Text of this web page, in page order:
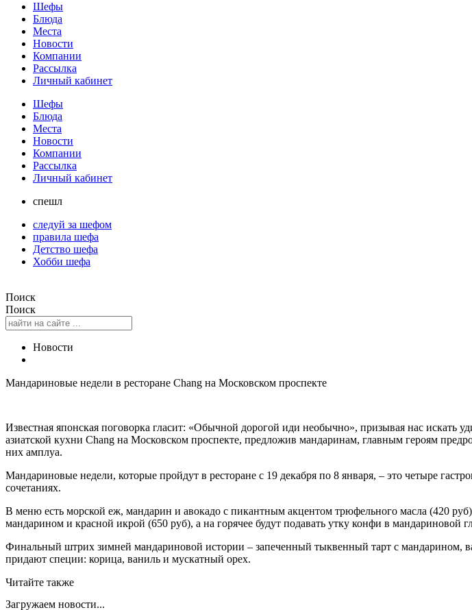
Шефы
Блюда
Места
Новости
Компании
Рассылка
Личный кабинет
Шефы
Блюда
Места
Новости
Компании
Рассылка
Личный кабинет
спешл
следуй за шефом
правила шефа
Детство шефа
Хобби шефа
Поиск
Поиск
Новости
Мандариновые недели в ресторане Chang на Московском проспекте
Известная японская поговорка гласит: «Обычной дорогой иди необычно», призывая нас
азиатской кухни Chang на Московском проспекте, предложив мандаринам, главным героям
них амплуа.
Мандариновые недели, которые пройдут в ресторане с 19 декабря по 8 января, – это четыре
сочетаниях.
В меню есть морской еж, мандарин и авокадо с пикантным акцентом трюфельного масла (420
мандарином и красной икрой (650 руб), а на горячее будут подавать утку конфи в мандариновой
Финальный штрих зимней мандариновой истории – запеченный тыквенный тарт с мандарином,
придают специи: корица, ваниль и мускатный орех.
Читайте также
Загружаем новости...